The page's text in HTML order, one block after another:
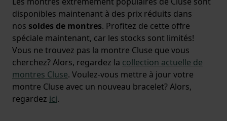
disponibles maintenant à des prix réduits dans
nos soldes de montres. Profitez de cette offre
spéciale maintenant, car les stocks sont limités!
Vous ne trouvez pas la montre Cluse que vous
cherchez? Alors, regardez la collection actuelle de
montres Cluse. Voulez-vous mettre à jour votre
montre Cluse avec un nouveau bracelet? Alors,
regardez ici.